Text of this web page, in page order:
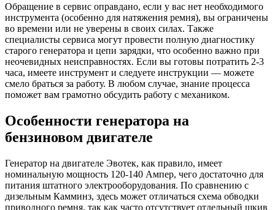
Обращение в сервис оправдано, если у вас нет необходимого
инструмента (особенно для натяжения ремня), вы ограничены
во времени или не уверены в своих силах. Также
специалисты сервиса могут провести полную диагностику
старого генератора и цепи зарядки, что особенно важно при
неочевидных неисправностях. Если вы готовы потратить 2-3
часа, имеете инструмент и следуете инструкции — можете
смело браться за работу. В любом случае, знание процесса
поможет вам грамотно обсудить работу с механиком.
Особенности генератора на
бензиновом двигателе
Генератор на двигателе Эвотек, как правило, имеет
номинальную мощность 120-140 Ампер, чего достаточно для
питания штатного электрооборудования. По сравнению с
дизельным Камминз, здесь может отличаться схема обводки
приводного ремня, так как часто отсутствует отдельный шкив